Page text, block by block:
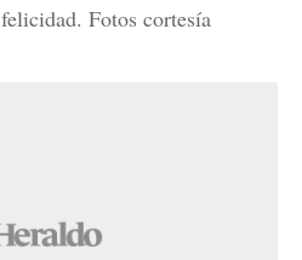
Fotos cortesía